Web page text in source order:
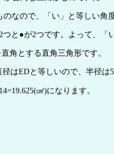
なので、「い」と等しい角
と●が2つです。よって、「
角とする直角三角形です。
はEDと等しいので、半径は
㎠)になります。